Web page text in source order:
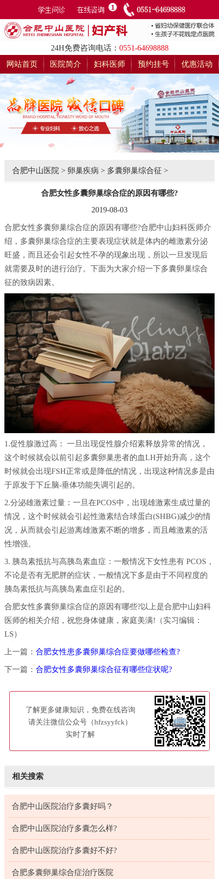
24H免费咨询电话： 0551-64698888
网站首页
医院简介 妇科医师 预约挂号 优惠活动
合肥中山医院 > 卵巢疾病 > 多囊卵巢综合征 >
合肥女性多囊卵巢综合症的原因有哪些?
2019-08-03
合肥女性多囊卵巢综合症的原因有哪些?合肥中山妇科医师介
绍，多囊卵巢综合症的主要表现症状就是体内的雌激素分泌
旺盛，而且还会引起女性不孕的现象出现，所以一旦发现后
就需要及时的进行治疗。下面为大家介绍一下多囊卵巢综合
征的致病因素。
1.促性腺激过高： 一旦出现促性腺介绍素释放异常的情况，
这个时候就会以前引起多囊卵巢患者的血LH开始升高，这个
时候就会出现FSH正常或是降低的情况，出现这种情况多是由
于原发于下丘脑-垂体功能失调引起的。
2.分泌雄激素过量：一旦在PCOS中，出现雄激素生成过量的
情况，这个时候就会引起性激素结合球蛋白(SHBG)减少的情
况，从而就会引起游离雄激素不断的增多，而且雌激素的活
性增强。
3. 胰岛素抵抗与高胰岛素血症：一般情况下女性患有 PCOS，
不论是否有无肥胖的症状，一般情况下多是由于不同程度的
胰岛素抵抗与高胰岛素血症引起的。
合肥女性多囊卵巢综合症的原因有哪些?以上是合肥中山妇科
医师的相关介绍，祝您身体健康，家庭美满!（实习编辑：
LS）
上一篇： 合肥女性患多囊卵巢综合症要做哪些检查?
下一篇： 合肥女性多囊卵巢综合征有哪些症状呢?
了解更多健康知识，免费在线咨询
请关注微信公众号（hfzsyyfck）
实时了解
相关搜索
合肥中山医院治疗多囊好吗？
合肥中山医院治疗多囊怎么样?
合肥中山医院治疗多囊好不好?
合肥多囊卵巢综合症治疗医院